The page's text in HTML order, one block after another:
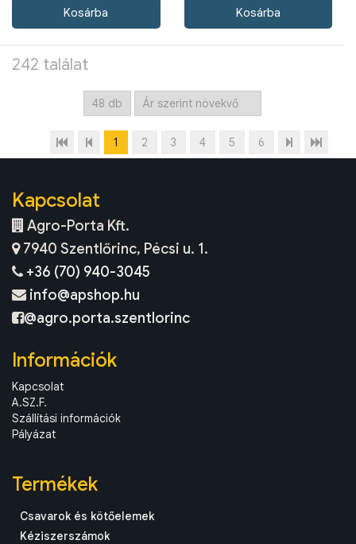
242 találat
1 2 3 4 5 6
Kapcsolat
Agro-Porta Kft.
7940 Szentlőrinc, Pécsi u. 1.
+36 (70) 940-3045
info@apshop.hu
@agro.porta.szentlorinc
Információk
Kapcsolat
A.SZ.F.
Szállítási információk
Pályázat
Termékek
Csavarok és kötőelemek
Kéziszerszámok